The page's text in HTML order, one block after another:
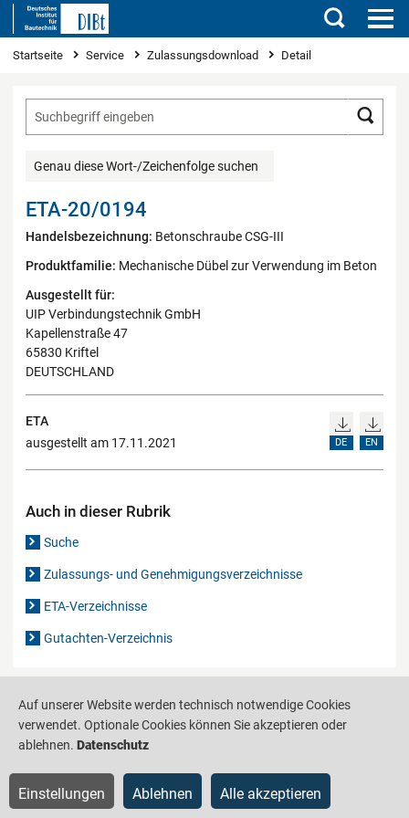
Suchen
Sie sind hier
Startseite Service Zulassungsdownload Detail
Genau diese Wort-/Zeichenfolge suchen
ETA-20/0194
Handelsbezeichnung: Betonschraube CSG-III
Produktfamilie: Mechanische Dübel zur Verwendung im Beton
Ausgestellt für:
UIP Verbindungstechnik GmbH
Kapellenstraße 47
65830 Kriftel
DEUTSCHLAND
ETA
ausgestellt am 17.11.2021
DE EN
Auch in dieser Rubrik
Suche
Zulassungs- und Genehmigungsverzeichnisse
ETA-Verzeichnisse
Gutachten-Verzeichnis
Barrierefreiheit Sitemap
Auf unserer Website werden technisch notwendige Cookies
verwendet. Optionale Cookies können Sie akzeptieren oder
ablehnen. Datenschutz
Einstellungen Ablehnen Alle akzeptieren